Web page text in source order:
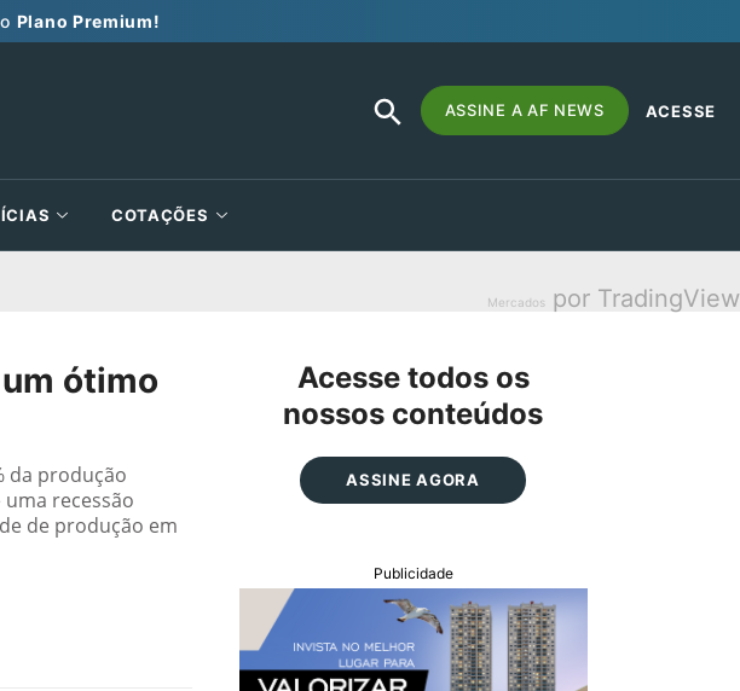
Plano Premium!
Search
for:
SEARCH
BUTTON
ASSINE A AF NEWS ACESSE
COTAÇÕES
Mercados por TradingView
ótimo
da produção
recessão
de produção em
Acesse todos os
nossos conteúdos
ASSINE AGORA
Publicidade